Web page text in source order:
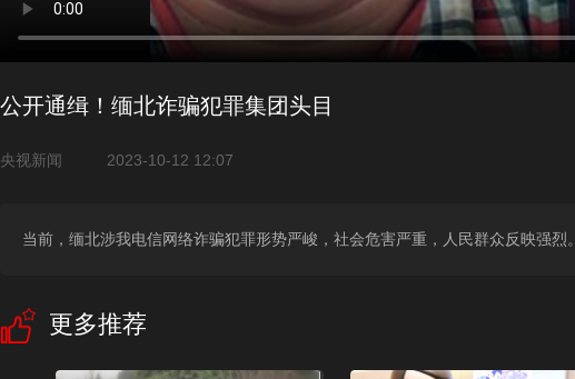
公开通缉！缅北诈骗犯罪集团头目
央视新闻 2023-10-12 12:07
当前，缅北涉我电信网络诈骗犯罪形势严峻，社会危害严重，人民群众反映强烈。
更多推荐